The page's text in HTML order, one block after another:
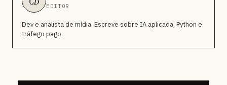
EDITOR
Dev e analista de mídia. Escreve sobre IA aplicada, Python e
tráfego pago.